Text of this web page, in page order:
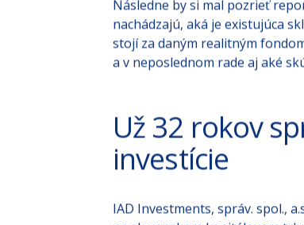
Investor by si mal vždy pozrieť,
je viazaný na jeden segment
Následne by si mal pozrieť
nachádzajú, aká je existujúca
Už 32 rokov
investície